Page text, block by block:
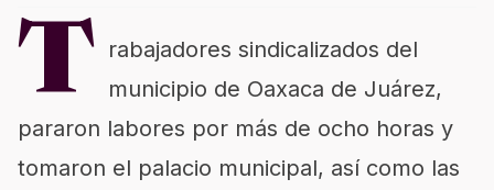
T rabajadores sindicalizados del
municipio de Oaxaca de Juárez,
pararon labores por más de ocho horas y
tomaron el palacio municipal, así como las